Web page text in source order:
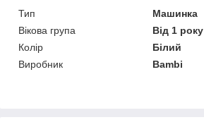
Тип
Машинка
Вікова група
Від 1 року
Колір
Білий
Виробник
Bambi